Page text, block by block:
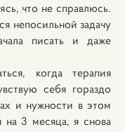
что не справлюсь.
непосильной задачу
писать и даже
когда терапия
себя гораздо
и нужности в этом
3 месяца, я снова